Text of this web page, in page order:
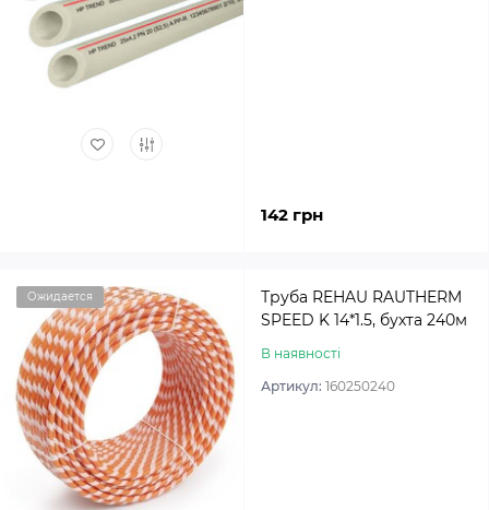
142 грн
Ожидается
Труба REHAU RAUTHERM
SPEED K 14*1.5, бухта 240м
В наявності
Артикул: 160250240